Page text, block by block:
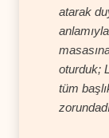
atarak
oturduk;
tüm